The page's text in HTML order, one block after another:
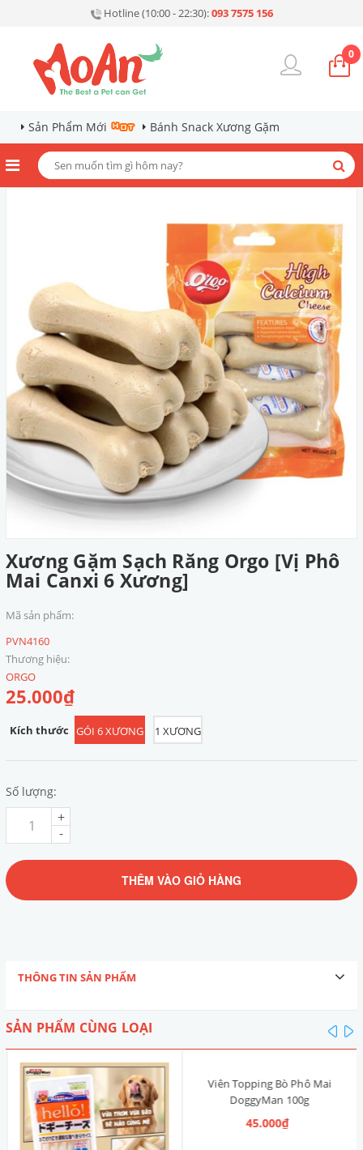
Hotline (10:00 - 22:30):093 7575 156
0
Sản Phẩm Mới Bánh Snack Xương Gặm
Xương Gặm Sạch Răng Orgo [Vị Phô
Mai Canxi 6 Xương]
Mã sản phẩm:
PVN4160
Thương hiệu:
ORGO
25.000₫
Kích thước GÓI 6 XƯƠNG 1 XƯƠNG
Số lượng:
-
+
THÊM VÀO GIỎ HÀNG
THÔNG TIN SẢN PHẨM
SẢN PHẨM CÙNG LOẠI
Viên Topping Bò Phô Mai
DoggyMan 100g
45.000₫